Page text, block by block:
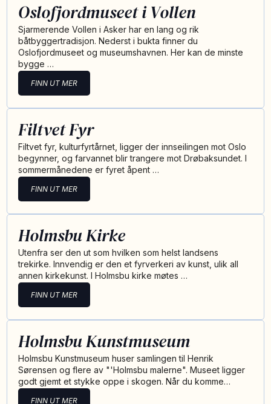
Oslofjordmuseet i Vollen
Sjarmerende Vollen i Asker har en lang og rik
båtbyggertradisjon. Nederst i bukta finner du
Oslofjordmuseet og museumshavnen. Her kan de minste
bygge …
FINN UT MER
Filtvet Fyr
Filtvet fyr, kulturfyrtårnet, ligger der innseilingen mot Oslo
begynner, og farvannet blir trangere mot Drøbaksundet. I
sommermånedene er fyret åpent …
FINN UT MER
Holmsbu Kirke
Utenfra ser den ut som hvilken som helst landsens
trekirke. Innvendig er den et fyrverkeri av kunst, ulik all
annen kirkekunst. I Holmsbu kirke møtes …
FINN UT MER
Holmsbu Kunstmuseum
Holmsbu Kunstmuseum huser samlingen til Henrik
Sørensen og flere av "'Holmsbu malerne". Museet ligger
godt gjemt et stykke oppe i skogen. Når du komme…
FINN UT MER